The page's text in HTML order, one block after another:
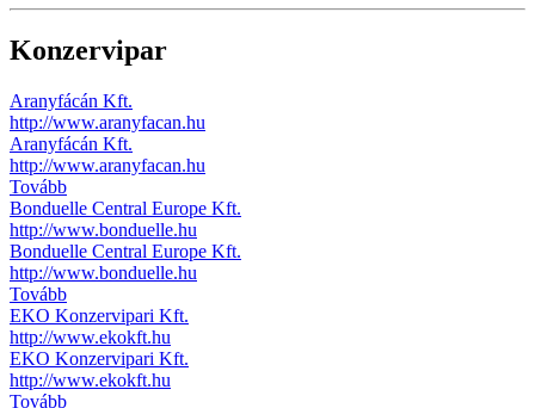
Konzervipar
Aranyfácán Kft.
http://www.aranyfacan.hu
Aranyfácán Kft.
http://www.aranyfacan.hu
Tovább
Bonduelle Central Europe Kft.
http://www.bonduelle.hu
Bonduelle Central Europe Kft.
http://www.bonduelle.hu
Tovább
EKO Konzervipari Kft.
http://www.ekokft.hu
EKO Konzervipari Kft.
http://www.ekokft.hu
Tovább